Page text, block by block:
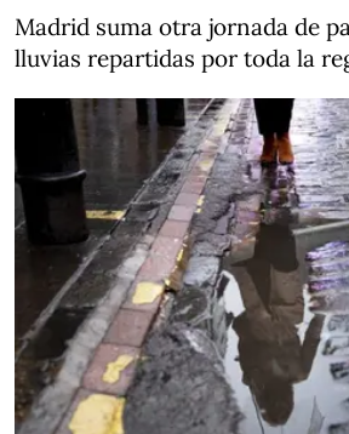
Madrid suma otra jornada de
lluvias repartidas por toda la